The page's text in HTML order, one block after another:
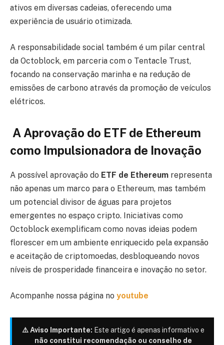
ativos em diversas cadeias, oferecendo uma
experiência de usuário otimizada.
A responsabilidade social também é um pilar central
da Octoblock, em parceria com o Tentacle Trust,
focando na conservação marinha e na redução de
emissões de carbono através da promoção de veículos
elétricos.
A Aprovação do ETF de Ethereum
como Impulsionadora de Inovação
A possível aprovação do ETF de Ethereum representa
não apenas um marco para o Ethereum, mas também
um potencial divisor de águas para projetos
emergentes no espaço cripto. Iniciativas como
Octoblock exemplificam como novas ideias podem
florescer em um ambiente enriquecido pela expansão
e aceitação de criptomoedas, desbloqueando novos
níveis de prosperidade financeira e inovação no setor.
Acompanhe nossa página no youtube
⚠️ Aviso Importante: Este artigo é apenas informativo e
não constitui recomendação ou conselho de